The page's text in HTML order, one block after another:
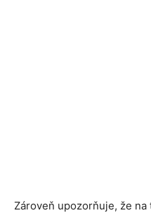
Zároveň upozorňuje, že